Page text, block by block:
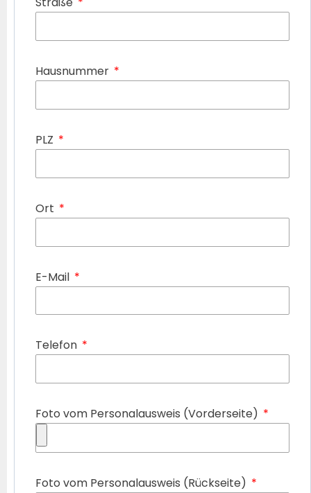
Hausnummer
PLZ
Ort
E-Mail
Telefon
Foto vom Personalausweis (Vorderseite)
Foto vom Personalausweis (Rückseite)